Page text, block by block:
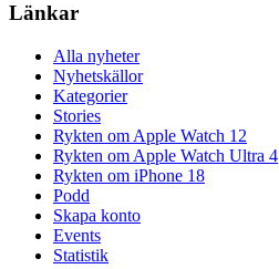
Länkar
Alla nyheter
Nyhetskällor
Kategorier
Stories
Rykten om Apple Watch 12
Rykten om Apple Watch Ultra 4
Rykten om iPhone 18
Podd
Skapa konto
Events
Statistik